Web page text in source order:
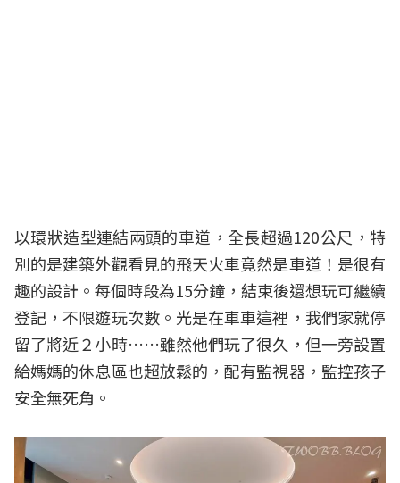
以環狀造型連結兩頭的車道，全長超過120公尺，特
別的是建築外觀看見的飛天火車竟然是車道！是很有
趣的設計。每個時段為15分鐘，結束後還想玩可繼續
登記，不限遊玩次數。光是在車車這裡，我們家就停
留了將近２小時……雖然他們玩了很久，但一旁設置
給媽媽的休息區也超放鬆的，配有監視器，監控孩子
安全無死角。